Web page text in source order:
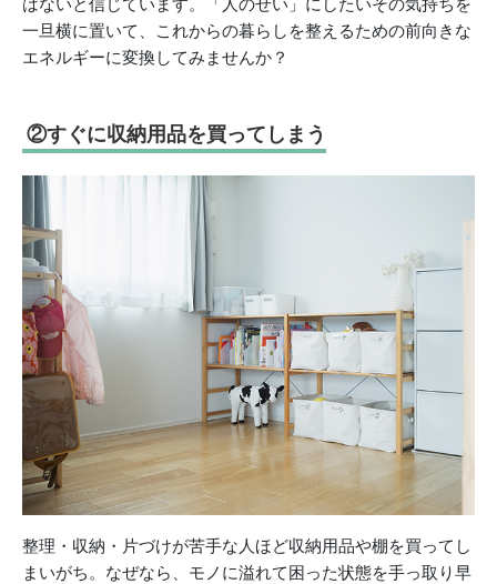
はないと信じています。「人のせい」にしたいその気持ちを
一旦横に置いて、これからの暮らしを整えるための前向きな
エネルギーに変換してみませんか？
②すぐに収納用品を買ってしまう
整理・収納・片づけが苦手な人ほど収納用品や棚を買ってし
まいがち。なぜなら、モノに溢れて困った状態を手っ取り早